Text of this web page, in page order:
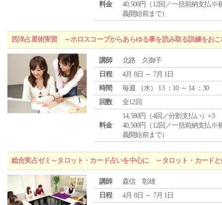
料金
40,500円（12回／一括前納支払※
義開始前まで）
西洋占星術実習 ～ホロスコープからあらゆる事を読み取る訓練をおこ
講師
北路 久御子
日程
4月 8日 ～ 7月 1日
時間
毎週 （水） 13 ：10 ～ 14 ：30
回数
全12回
料金
14,580円（4回／分割支払い）×3
40,500円（12回／一括前納支払※
義開始前まで）
総合実占ゼミ～タロット・カード占いを中心に ～タロット・カード
講師
森信 彰雄
日程
4月 8日 ～ 7月 1日